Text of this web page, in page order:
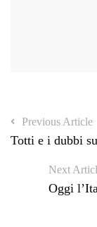
Previous Article
Totti e i dubbi
Next
Oggi